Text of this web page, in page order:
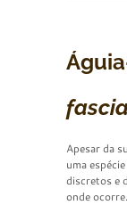
Apesar da
uma
discretos e
onde ocorre.